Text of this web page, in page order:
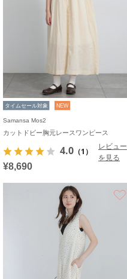
タイムセール対象 NEW
Samansa Mos2
カットドビー胸元レースワンピース
4.0 （1）
レビュー
を見る
¥8,690